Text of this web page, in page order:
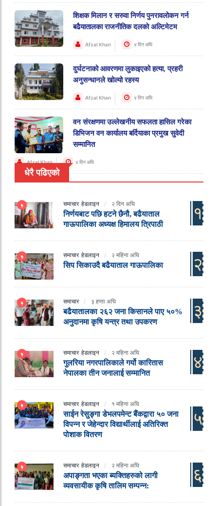
शिक्षक मिलान र सरुवा निर्णय पुनरावलोकन गर्न
बढैयातालका राजनीतिक दलको अल्टिमेटम
Afzal Khan ४ दिन अघि
दुर्घटनाको आवरणमा लुकाइएको हत्या, प्रहरी
अनुसन्धानले खोल्यो रहस्य
Afzal Khan ४ दिन अघि
वन संरक्षणमा उल्लेखनीय सफलता हासिल गरेका
डिभिजन वन कार्यालय बर्दियाका प्रमुख सुवेदी
सम्मानित
Afzal Khan ४ दिन अघि
धेरै पढिएको
समाचार हेडलाइन २ दिन अघि
निर्णयबाट पछि हटने छैनौ, बढैयाताल
गाऊपालिका अध्यक्ष हिमालय त्रिपाठी
१
समाचार हेडलाइन २ महिना अघि
सिप सिकाउदै बढैयाताल गाऊपालिका २
समाचार ३ हप्ता अघि
बढैयातालका २६२ जना किसानले पाए ५०%
अनुदानमा कृषि यन्त्र तथा उपकरण
३
समाचार हेडलाइन २ महिना अघि
गुलरिया नगरपालिकाले गर्यो कारितास
नेपालका तीन जनालाई सम्मानित
४
समाचार हेडलाइन १ महिना अघि
साईन रेसुङ्गा डेभलपमेन्ट बैंकद्वारा ५० जना
विपन्न र जेहेन्दार विद्यार्थीलाई अतिरिक्त
पोशाक वितरण
५
समाचार हेडलाइन २ महिना अघि
अपाङ्गता भएका ब्यक्तिहरुको लागी
व्यवसायीक कृषि तालिम सम्पन्न:
६